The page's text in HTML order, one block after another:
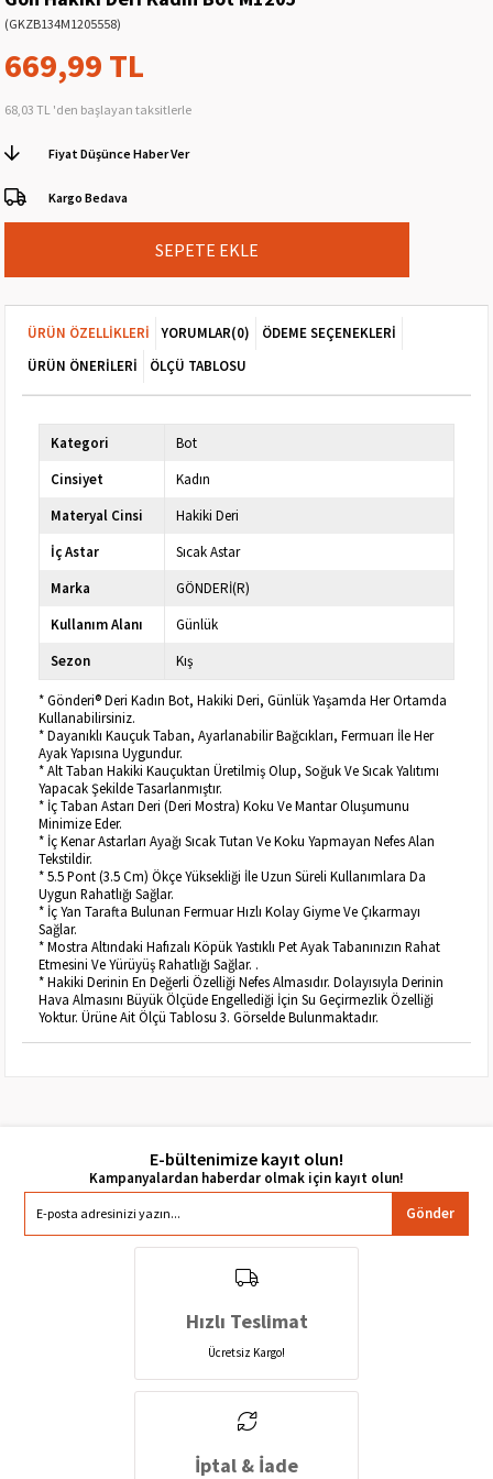
(GKZB134M1205558)
669,99 TL
68,03 TL 'den başlayan taksitlerle
Fiyat Düşünce Haber Ver
Kargo Bedava
ÜRÜN ÖZELLIKLERI YORUMLAR(0)
ÖDEME SEÇENEKLERI
ÜRÜN ÖNERILERI
ÖLÇÜ TABLOSU
Kategori
Bot
Cinsiyet
Kadın
Materyal Cinsi
Hakiki Deri
İç Astar
Sıcak Astar
Marka
GÖNDERİ(R)
Kullanım Alanı
Günlük
Sezon
Kış
* Gönderi® Deri Kadın Bot, Hakiki Deri, Günlük Yaşamda Her Ortamda
Kullanabilirsiniz.
* Dayanıklı Kauçuk Taban, Ayarlanabilir Bağcıkları, Fermuarı İle Her
Ayak Yapısına Uygundur.
* Alt Taban Hakiki Kauçuktan Üretilmiş Olup, Soğuk Ve Sıcak Yalıtımı
Yapacak Şekilde Tasarlanmıştır.
* İç Taban Astarı Deri (Deri Mostra) Koku Ve Mantar Oluşumunu
Minimize Eder.
* İç Kenar Astarları Ayağı Sıcak Tutan Ve Koku Yapmayan Nefes Alan
Tekstildir.
* 5.5 Pont (3.5 Cm) Ökçe Yüksekliği İle Uzun Süreli Kullanımlara Da
Uygun Rahatlığı Sağlar.
* İç Yan Tarafta Bulunan Fermuar Hızlı Kolay Giyme Ve Çıkarmayı
Sağlar.
* Mostra Altındaki Hafızalı Köpük Yastıklı Pet Ayak Tabanınızın Rahat
Etmesini Ve Yürüyüş Rahatlığı Sağlar. .
* Hakiki Derinin En Değerli Özelliği Nefes Almasıdır. Dolayısıyla Derinin
Hava Almasını Büyük Ölçüde Engellediği İçin Su Geçirmezlik Özelliği
Yoktur. Ürüne Ait Ölçü Tablosu 3. Görselde Bulunmaktadır.
E-bültenimize kayıt olun!
Gönder
Hızlı Teslimat
Ücretsiz Kargo!
İptal & İade